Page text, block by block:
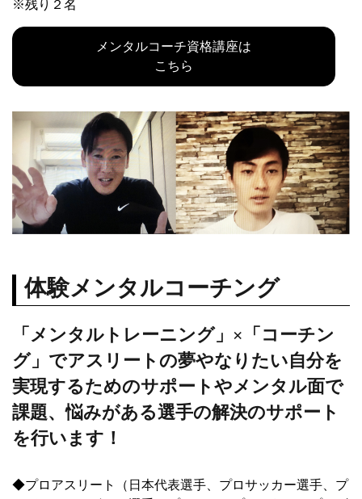
※残り２名
メンタルコーチ資格講座は
こちら
体験メンタルコーチング
「メンタルトレーニング」×「コーチン
グ」でアスリートの夢やなりたい⾃分を
実現するためのサポートやメンタル⾯で
課題、悩みがある選⼿の解決のサポート
を⾏います！
◆プロアスリート（⽇本代表選⼿、プロサッカー選⼿、プ